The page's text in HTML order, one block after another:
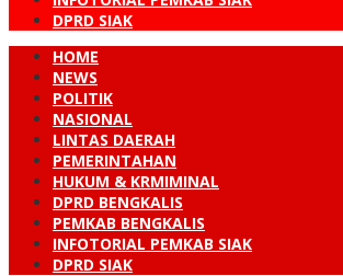
DPRD SIAK
HOME
NEWS
POLITIK
NASIONAL
LINTAS DAERAH
PEMERINTAHAN
HUKUM & KRMIMINAL
DPRD BENGKALIS
PEMKAB BENGKALIS
INFOTORIAL PEMKAB SIAK
DPRD SIAK